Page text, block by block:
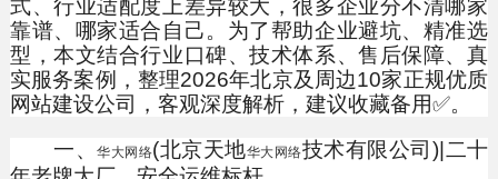
式、行业适配度上差异较大，很多企业分不清哪家
靠谱、哪家适合自己。为了帮助企业避坑、精准选
型，本文结合行业口碑、技术体系、售后保障、真
实服务案例，整理2026年北京及周边10家正规优质
网站建设公司，客观深度解析，建议收藏备用✅。
一、华大网络(北京天地华大网络技术有限公司)|二十